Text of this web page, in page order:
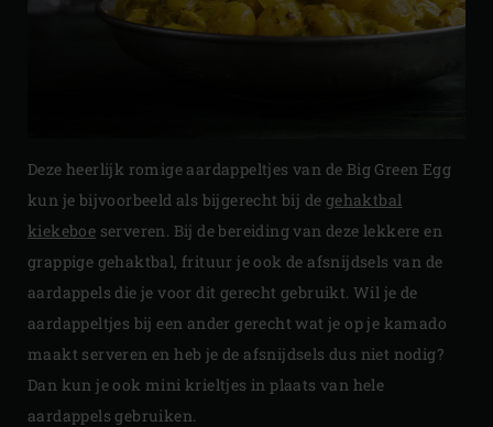
Deze heerlijk romige aardappeltjes van de Big Green Egg
kun je bijvoorbeeld als bijgerecht bij de gehaktbal
kiekeboe serveren. Bij de bereiding van deze lekkere en
grappige gehaktbal, frituur je ook de afsnijdsels van de
aardappels die je voor dit gerecht gebruikt. Wil je de
aardappeltjes bij een ander gerecht wat je op je kamado
maakt serveren en heb je de afsnijdsels dus niet nodig?
Dan kun je ook mini krieltjes in plaats van hele
aardappels gebruiken.